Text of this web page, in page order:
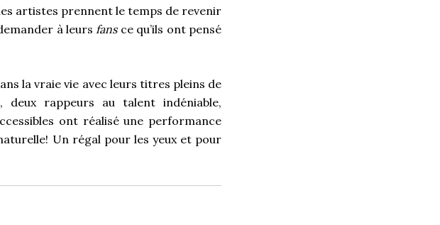
artistes prennent le temps de revenir
à leurs fansce qu’ils ont pensé
la vraie vie avec leurs titres pleins de
rappeurs au talent indéniable,
ont réalisé une performance
Un régal pour les yeux et pour